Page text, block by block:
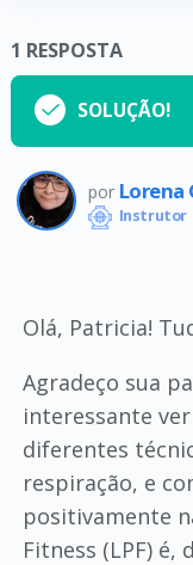
1 RESPOSTA
SOLUÇÃO!
por Lorena
Instrutor
Olá, Patricia!
Agradeço sua
interessante
diferentes
respiração, e
positivamente
Fitness (LPF)